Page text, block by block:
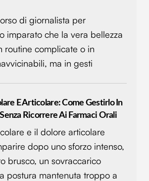
di giornalista per
imparato che la vera bellezza
routine complicate o in
ma in gesti
E Articolare: Come Gestirlo In
Ricorrere Ai Farmaci Orali
e il dolore articolare
dopo uno sforzo intenso,
brusco, un sovraccarico
postura mantenuta troppo a